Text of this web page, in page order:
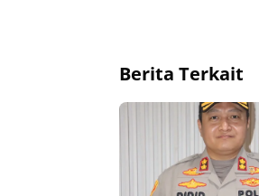
Berita Terkait